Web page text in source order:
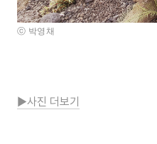
ⓒ 박영채
▶사진 더보기